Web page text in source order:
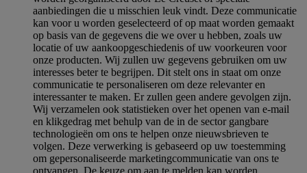
aanbiedingen die u misschien leuk vindt. Deze communicatie
kan voor u worden geselecteerd of op maat worden gemaakt
op basis van de gegevens die we over u hebben, zoals uw
locatie of uw aankoopgeschiedenis of uw voorkeuren voor
onze producten. Wij zullen uw gegevens gebruiken om uw
interesses beter te begrijpen. Dit stelt ons in staat om onze
communicatie te personaliseren om deze relevanter en
interessanter te maken. Er zullen geen andere gevolgen zijn.
Wij verzamelen ook statistieken over het openen van e-mail
en klikgedrag met behulp van de in de sector gangbare
technologieën om ons te helpen onze nieuwsbrieven te
volgen. Deze verwerking is gebaseerd op uw toestemming
om gepersonaliseerde marketingcommunicatie van ons te